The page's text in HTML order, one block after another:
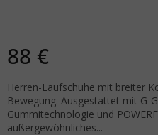
88 €
Herren-Laufschuhe mit breiter
Bewegung. Ausgestattet mit G-
Gummitechnologie und
außergewöhnliches...